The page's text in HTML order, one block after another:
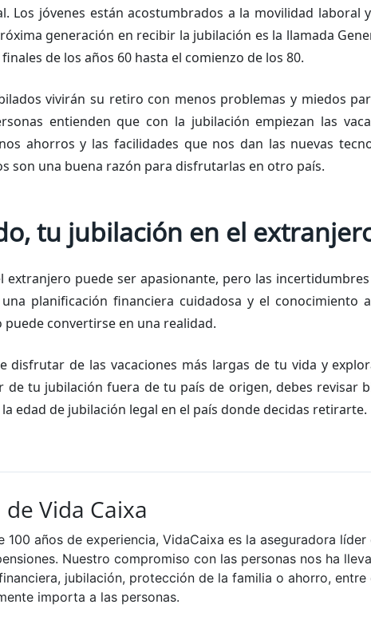
Los jóvenes están acostumbrados a la movilidad laboral
generación en recibir la jubilación es la llamada
de los años 60 hasta el comienzo de los 80.
vivirán su retiro con menos problemas y miedos
entienden que con la jubilación empiezan las
ahorros y las facilidades que nos dan las nuevas
son una buena razón para disfrutarlas en otro país.
tu jubilación en el
extranjero puede ser apasionante, pero las
planificación financiera cuidadosa y el conocimiento
convertirse en una realidad.
disfrutar de las vacaciones más largas de tu vida y
de tu jubilación fuera de tu país de origen, debes revisar
edad de jubilación legal en el país donde decidas retirarte.
de Vida Caixa
100 años de experiencia, VidaCaixa es la aseguradora
Nuestro compromiso con las personas nos ha
jubilación, protección de la familia o ahorro,
importa a las personas.